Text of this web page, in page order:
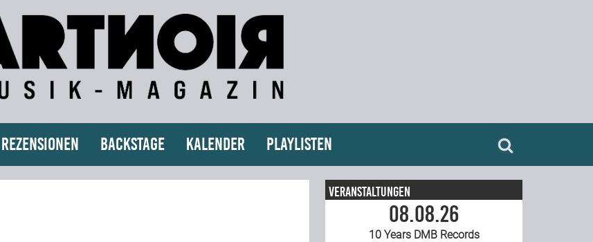
Rezensionen Backstage Kalender Playlisten
Veranstaltungen
08.08.26
10 Years DMB Records